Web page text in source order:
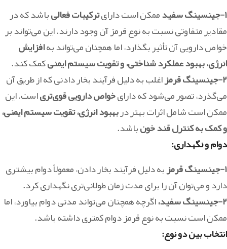
۱-جینسینگ سفید
ممکن است دارایترکیبات فعالیباشد که در
مقادیر متفاوتی نسبت به نوع قرمز آن وجود دارند. این می‌تواند بر
خواص دارویی آن تأثیر بگذارد، اما همچنان می‌تواند بهافزایش
انرژی، بهبود عملکرد شناختی، و تقویت سیستم ایمنیکمک کند.
۲-جینسینگ قرمز
اغلب به دلیل فرآیند بخار دادنی که از طریق آن
می‌گذرد، تصور می‌شود که دارایخواص دارویی قوی‌تریاست. این
ممکن است شامل اثرات بهتر دربهبود انرژی، تقویت سیستم ایمنی،
و کمک به کنترل قند خونباشد.
دوام و نگهداری:
۱-جینسینگ قرمز
به دلیل فرآیند بخار دادن، معمولاً دوام بیشتری
دارد و می‌توان آن را برای مدت زمان طولانی‌تری نگهداری کرد.
۲-جینسینگ سفید،
اگرچه همچنان می‌تواند مدتی دوام بیاورد، اما
ممکن است نسبت به نوع قرمز دوام کمتری داشته باشد.
انتخاب بین دو نوع: